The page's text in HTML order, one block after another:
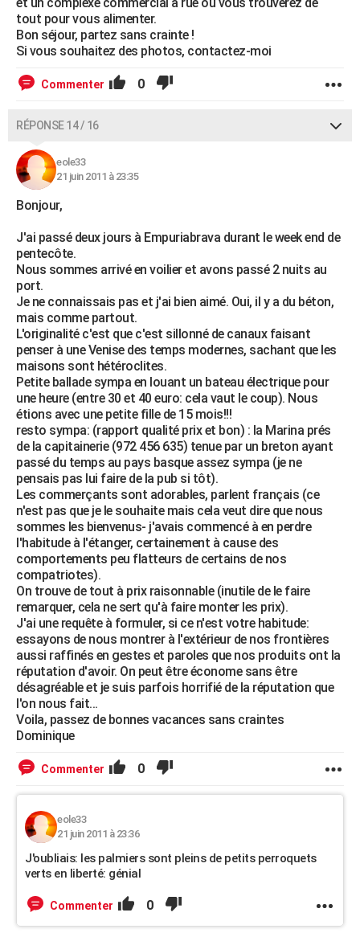
tout pour vous alimenter.
Bon séjour, partez sans crainte !
Si vous souhaitez des photos, contactez-moi
Commenter 0
RÉPONSE 14 / 16
eole33
21 juin 2011 à 23:35
Bonjour,
J'ai passé deux jours à Empuriabrava durant le week end de
pentecôte.
Nous sommes arrivé en voilier et avons passé 2 nuits au
port.
Je ne connaissais pas et j'ai bien aimé. Oui, il y a du béton,
mais comme partout.
L'originalité c'est que c'est sillonné de canaux faisant
penser à une Venise des temps modernes, sachant que les
maisons sont hétéroclites.
Petite ballade sympa en louant un bateau électrique pour
une heure (entre 30 et 40 euro: cela vaut le coup). Nous
étions avec une petite fille de 15 mois!!!
resto sympa: (rapport qualité prix et bon) : la Marina prés
de la capitainerie (972 456 635) tenue par un breton ayant
passé du temps au pays basque assez sympa (je ne
pensais pas lui faire de la pub si tôt).
Les commerçants sont adorables, parlent français (ce
n'est pas que je le souhaite mais cela veut dire que nous
sommes les bienvenus- j'avais commencé à en perdre
l'habitude à l'étanger, certainement à cause des
comportements peu flatteurs de certains de nos
compatriotes).
On trouve de tout à prix raisonnable (inutile de le faire
remarquer, cela ne sert qu'à faire monter les prix).
J'ai une requête à formuler, si ce n'est votre habitude:
essayons de nous montrer à l'extérieur de nos frontières
aussi raffinés en gestes et paroles que nos produits ont la
réputation d'avoir. On peut être économe sans être
désagréable et je suis parfois horrifié de la réputation que
l'on nous fait...
Voila, passez de bonnes vacances sans craintes
Dominique
Commenter 0
eole33
21 juin 2011 à 23:36
J'oubliais: les palmiers sont pleins de petits perroquets
verts en liberté: génial
Commenter 0